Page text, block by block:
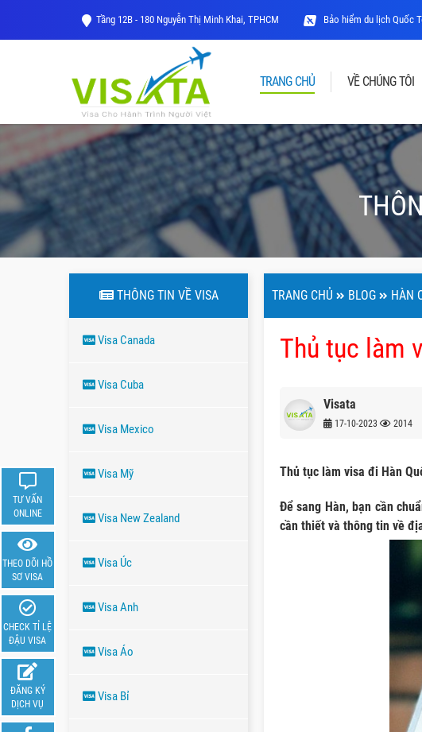
Tầng 12B - 180 Nguyễn Thị Minh Khai, TPHCM Bảo hiểm du lịch Quốc
TRANG CHỦ VỀ CHÚNG TÔI
THÔNG TIN VỀ VISA
Visa Canada
Visa Cuba
Visa Mexico
Visa Mỹ
Visa New Zealand
Visa Úc
Visa Anh
Visa Áo
Visa Bỉ
TRANG CHỦ BLOG HÀN
Thủ tục làm
Visata
17-10-2023 2014
Thủ tục làm visa đi Hàn
Để sang Hàn, bạn cần
cần thiết và thông tin về
TƯ VẤN
ONLINE
THEO DÕI HỒ
SƠ VISA
CHECK TỈ LỆ
ĐẬU VISA
ĐĂNG KÝ
DỊCH VỤ